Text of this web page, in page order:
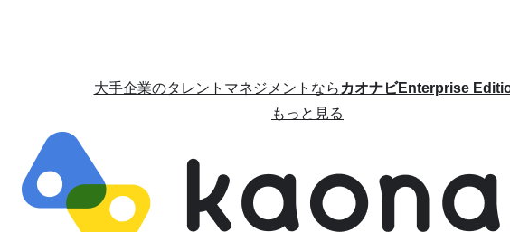
大手企業のタレントマネジメントならカオナビEnterprise
もっと見る